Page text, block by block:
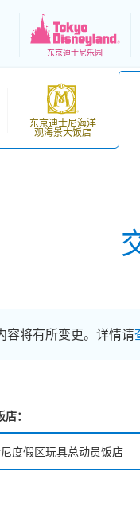
东京迪士尼乐园
东京迪士尼海洋
观海景大饭店
容将有所变更。详情请
：
度假区玩具总动员饭店